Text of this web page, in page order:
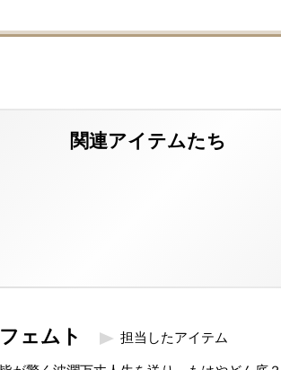
フェムト 担当したアイテム